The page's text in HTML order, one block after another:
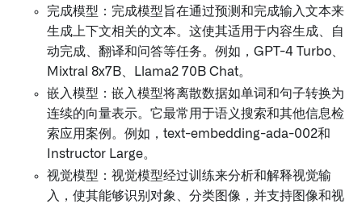
完成模型：完成模型旨在通过预测和完成输入文本来
生成上下文相关的文本。这使其适用于内容生成、自
动完成、翻译和问答等任务。例如，GPT-4 Turbo、
Mixtral 8x7B、Llama2 70B Chat。
嵌入模型：嵌入模型将离散数据如单词和句子转换为
连续的向量表示。它最常用于语义搜索和其他信息检
索应用案例。例如，text-embedding-ada-002和
Instructor Large。
视觉模型：视觉模型经过训练来分析和解释视觉输
入，使其能够识别对象、分类图像，并支持图像和视